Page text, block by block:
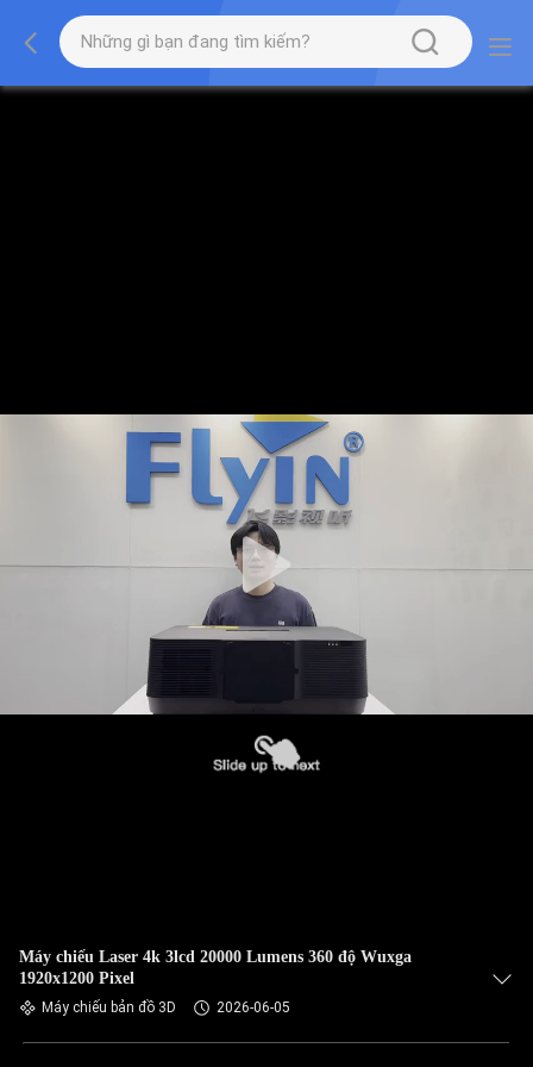
Máy chiếu Laser 4k 3lcd 20000 Lumens 360 độ Wuxga
1920x1200 Pixel
Máy chiếu bản đồ 3D 2026-06-05